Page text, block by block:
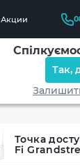
Акции
Так,
Точка
Fi